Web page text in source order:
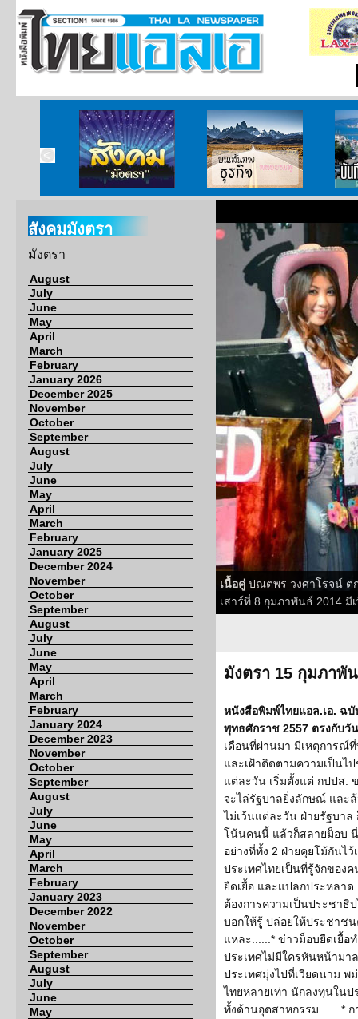
สังคมมังตรา บนเส้นทางธุรกิจ บั
สังคมมังตรา
มังตรา
August
July
June
May
April
March
February
January 2026
December 2025
November
October
September
August
July
June
May
April
March
February
January 2025
December 2024
November
October
September
August
July
June
May
April
March
February
January 2024
December 2023
November
October
September
August
July
June
May
April
March
February
January 2023
December 2022
November
October
September
August
July
June
May
เนื้อคู่ ปณตพร วงศาโรจน์ ต
เสาร์ที่ 8 กุมภาพันธ์ 2014 มี
มังตรา 15 กุมภาพั
หนังสือพิมพ์ไทยแอล.เอ. ฉ
พุทธศักราช 2557 ตรงกับวั
เดือนที่ผ่านมา มีเหตุการณ์
และเฝ้าติดตามความเป็นไ
แต่ละวัน เริ่มตั้งแต่ กปปส.
จะไล่รัฐบาลยิ่งลักษณ์ และ
ไม่เว้นแต่ละวัน ฝ่ายรัฐบา
โน้นคนนี้ แล้วก็สลายม็อบ นี่
อย่างที่ทั้ง 2 ฝ่ายคุยโม้กันไว้
ประเทศไทยเป็นที่รู้จักของ
ยืดเยื้อ และแปลกประหลาด
ต้องการความเป็นประชาธิ
บอกให้รู้ ปล่อยให้ประชาชน
แหละ......* ข่าวม็อบยืดเยื้อ
ประเทศไม่มีใครหันหน้ามา
ประเทศมุ่งไปที่เวียดนาม พ
ไทยหลายเท่า นักลงทุนในป
ทั้งด้านอุตสาหกรรม.......*